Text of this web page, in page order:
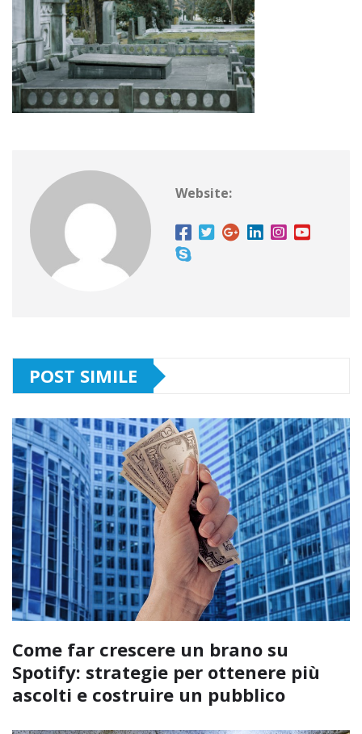
Website:
POST SIMILE
Come far crescere un brano su
Spotify: strategie per ottenere più
ascolti e costruire un pubblico